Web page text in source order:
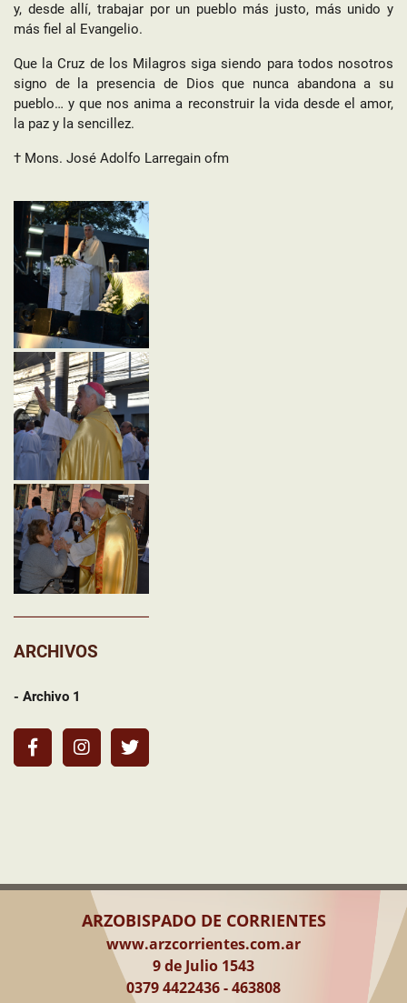
y, desde allí, trabajar por un pueblo más justo, más unido y
más fiel al Evangelio.
Que la Cruz de los Milagros siga siendo para todos nosotros
signo de la presencia de Dios que nunca abandona a su
pueblo… y que nos anima a reconstruir la vida desde el amor,
la paz y la sencillez.
† Mons. José Adolfo Larregain ofm
ARCHIVOS
- Archivo 1
ARZOBISPADO DE CORRIENTES
www.arzcorrientes.com.ar
9 de Julio 1543
0379 4422436 - 463808